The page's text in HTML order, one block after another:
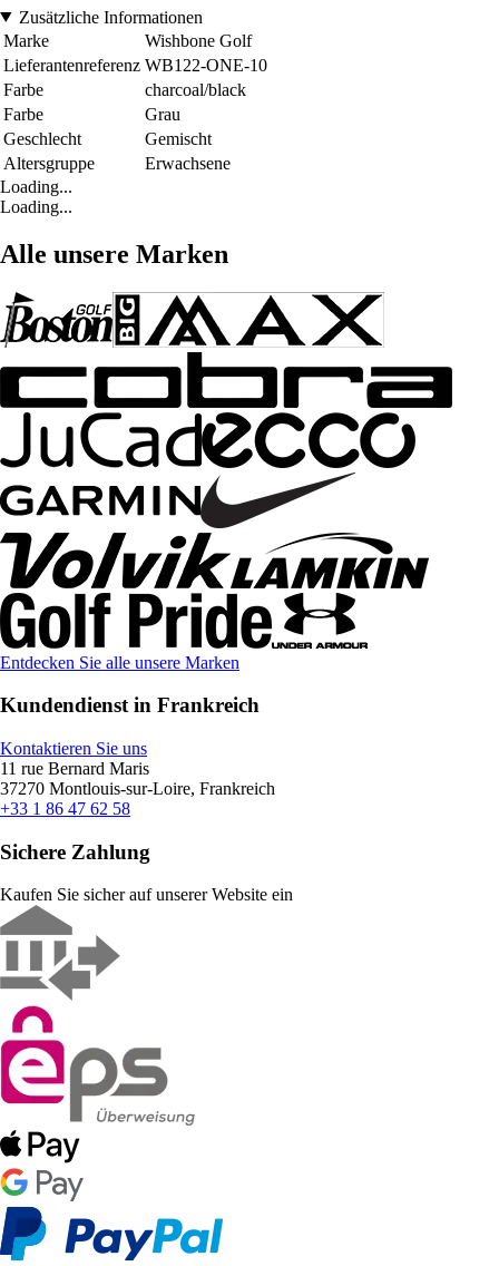
Zusätzliche Informationen
Marke
Wishbone Golf
Lieferantenreferenz WB122-ONE-10
Farbe
charcoal/black
Farbe
Grau
Geschlecht
Gemischt
Altersgruppe
Erwachsene
Loading...
Loading...
Alle unsere Marken
Entdecken Sie alle unsere Marken
Kundendienst in Frankreich
Kontaktieren Sie uns
11 rue Bernard Maris
37270 Montlouis-sur-Loire, Frankreich
+33 1 86 47 62 58
Sichere Zahlung
Kaufen Sie sicher auf unserer Website ein